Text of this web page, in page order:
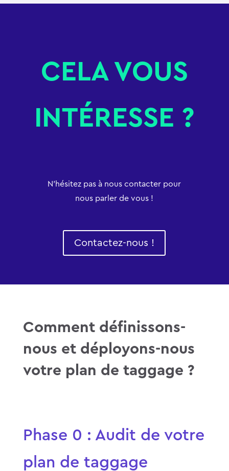
CELA VOUS
INTÉRESSE ?
N’hésitez pas à nous contacter pour
nous parler de vous !
Contactez-nous !
Comment définissons-
nous et déployons-nous
votre plan de taggage ?
Phase 0 : Audit de votre
plan de taggage